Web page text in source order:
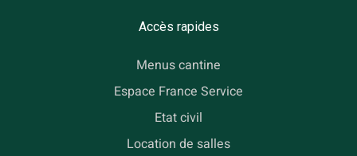
Accès rapides
Menus cantine
Espace France Service
Etat civil
Location de salles